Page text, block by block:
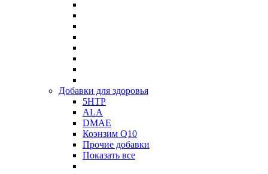
Добавки для здоровья
5HTP
ALA
DMAE
Коэнзим Q10
Прочие добавки
Показать все